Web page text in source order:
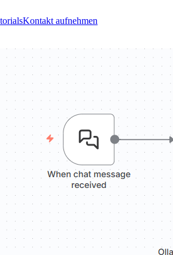
Kontakt aufnehmen